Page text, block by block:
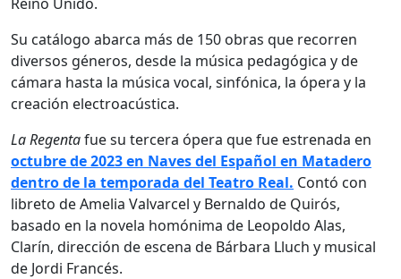
Su catálogo abarca más de 150 obras que recorren
diversos géneros, desde la música pedagógica y de
cámara hasta la música vocal, sinfónica, la ópera y la
creación electroacústica.
La Regentafue su tercera ópera que fue estrenada en
octubre de 2023 en Naves del Español en Matadero
dentro de la temporada del Teatro Real. Contó con
libreto de Amelia Valvarcel y Bernaldo de Quirós,
basado en la novela homónima de Leopoldo Alas,
Clarín, dirección de escena de Bárbara Lluch y musical
de Jordi Francés.